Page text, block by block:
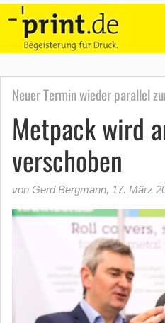
Neuer Termin wieder parallel
Metpack wird
verschoben
von Gerd Bergmann, 17. März